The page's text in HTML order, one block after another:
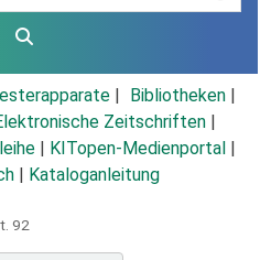
Bibliotheken
Zeitschriften
KITopen-Medienportal
Kataloganleitung
92